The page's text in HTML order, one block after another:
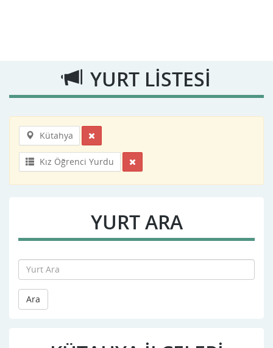
YURT LİSTESİ
Kütahya
Kız Öğrenci Yurdu
YURT ARA
Ara